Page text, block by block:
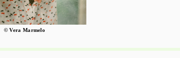
© Vera Marmelo